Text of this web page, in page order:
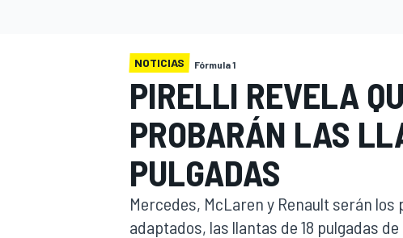
NOTICIAS Fórmula 1
PIRELLI REVELA
PROBARÁN LAS
PULGADAS
Mercedes, McLaren y Renault serán
adaptados, las llantas de 18 pulgadas de